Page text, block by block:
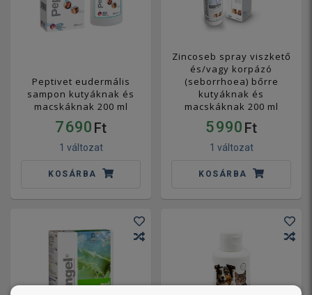
Peptivet eudermális
sampon kutyáknak és
macskáknak 200 ml
7 690 Ft
1 változat
KOSÁRBA
Zincoseb spray viszkető
és/vagy korpázó
(seborrhoea) bőrre
kutyáknak és
macskáknak 200 ml
5 990 Ft
1 változat
KOSÁRBA